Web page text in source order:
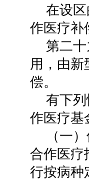
在设
作医疗补
第二
用，由新
偿。
有下
作医疗基
（一
合作医疗
行按病种